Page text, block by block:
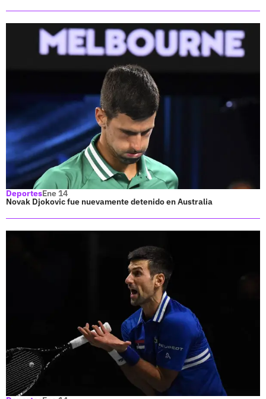
DeportesEne 14
Novak Djokovic fue nuevamente detenido en Australia